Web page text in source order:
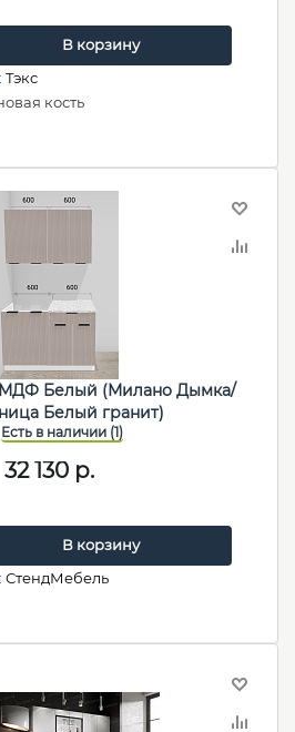
В корзину
: Тэкс
кость
МДФ Белый (Милано Дымка/
Белый гранит)
32 130р.
В корзину
: СтендМебель